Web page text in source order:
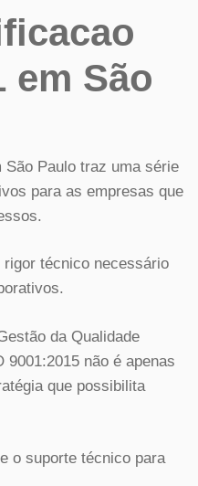
em São
Paulo traz uma série
para as empresas que
técnico necessário
da Qualidade
não é apenas
que possibilita
o suporte técnico para